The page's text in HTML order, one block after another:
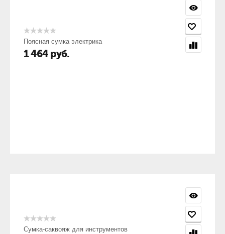
Поясная сумка электрика
1 464 руб.
Сумка-саквояж для инструментов